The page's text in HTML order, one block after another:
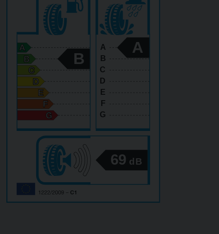
A
B
C
D
E
F
G
69 dB
B
A